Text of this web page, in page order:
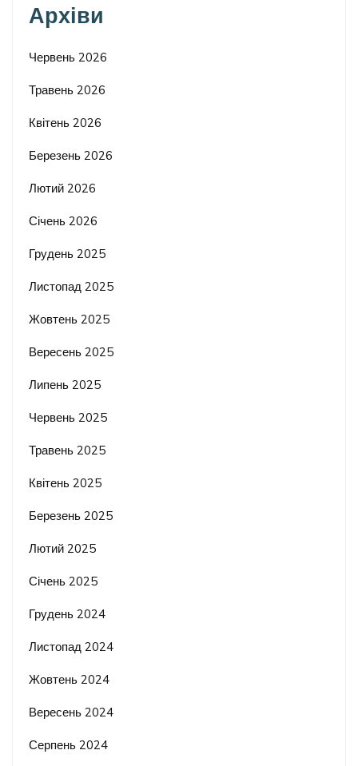
Архіви
Червень 2026
Травень 2026
Квітень 2026
Березень 2026
Лютий 2026
Січень 2026
Грудень 2025
Листопад 2025
Жовтень 2025
Вересень 2025
Липень 2025
Червень 2025
Травень 2025
Квітень 2025
Березень 2025
Лютий 2025
Січень 2025
Грудень 2024
Листопад 2024
Жовтень 2024
Вересень 2024
Серпень 2024